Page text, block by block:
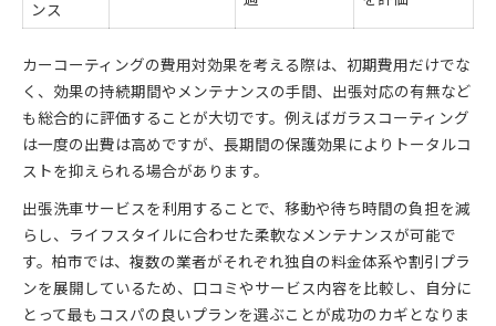
ンス
カーコーティングの費用対効果を考える際は、初期費用だけでな
く、効果の持続期間やメンテナンスの手間、出張対応の有無など
も総合的に評価することが大切です。例えばガラスコーティング
は一度の出費は高めですが、長期間の保護効果によりトータルコ
ストを抑えられる場合があります。
出張洗車サービスを利用することで、移動や待ち時間の負担を減
らし、ライフスタイルに合わせた柔軟なメンテナンスが可能で
す。柏市では、複数の業者がそれぞれ独自の料金体系や割引プラ
ンを展開しているため、口コミやサービス内容を比較し、自分に
とって最もコスパの良いプランを選ぶことが成功のカギとなりま